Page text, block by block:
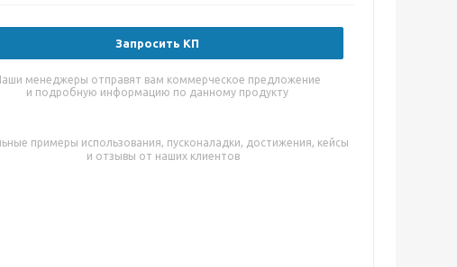
Запросить КП
менеджеры отправят вам коммерческое предложение
и подробную информацию по данному продукту
примеры использования, пусконаладки, достижения, кейсы
и отзывы от наших клиентов